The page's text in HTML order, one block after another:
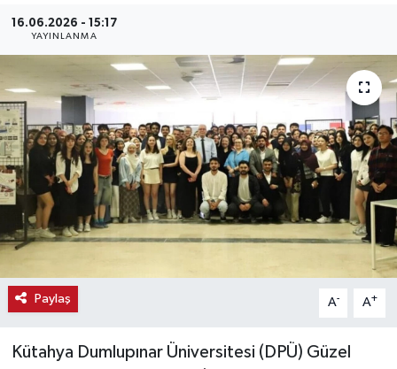
16.06.2026 - 15:17
YAYINLANMA
Paylaş A- A+
Kütahya Dumlupınar Üniversitesi (DPÜ) Güzel
Emlak
Haber İlanlar
Kültür-Sanat
Resmi İlanlar
Sağlık